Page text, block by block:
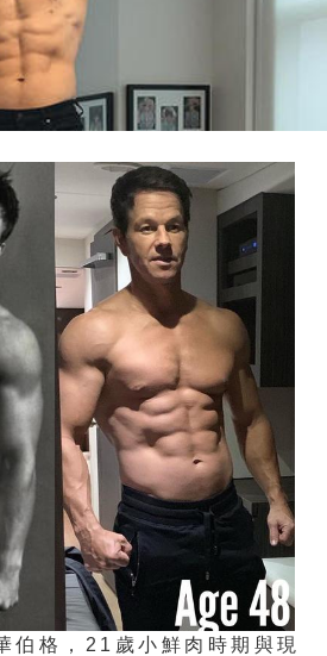
伯格，21歲小鮮肉時期與現